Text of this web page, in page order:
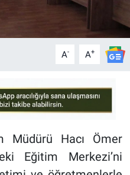
A- A+
Müdürü Hacı Ömer
Eğitim Merkezi’ni